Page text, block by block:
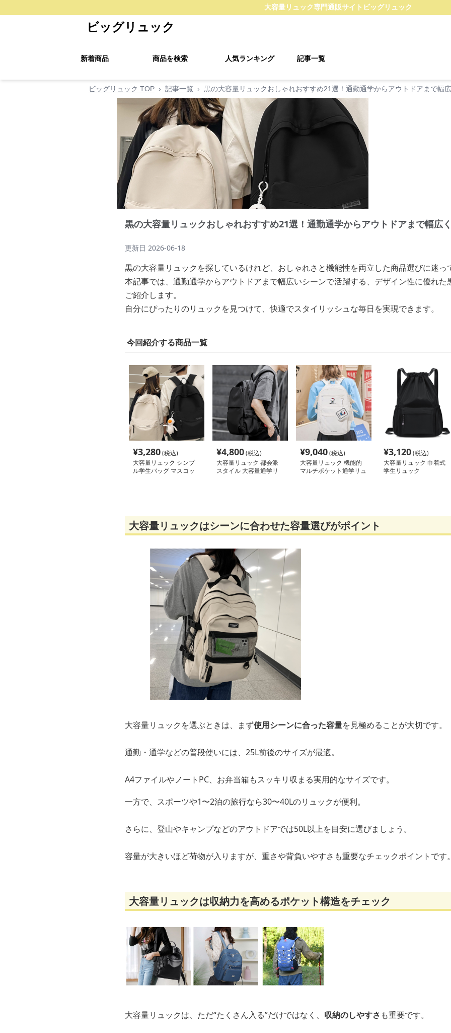
大容量リュック専門通販サイト ビッグリュック
ビッグリュック
新着商品 商品を検索 人気ランキング 記事一覧
ビッグリュック TOP › 記事一覧 › 黒の大容量リュックおしゃれおすすめ21選！通勤通学からアウトドアまで幅
黒の大容量リュックおしゃれおすすめ21選！通勤通学からアウトドアまで幅広
更新日 2026-06-18
黒の大容量リュックを探しているけれど、おしゃれさと機能性を両立した商品選びに迷っ
本記事では、通勤通学からアウトドアまで幅広いシーンで活躍する、デザイン性に優れた
ご紹介します。
自分にぴったりのリュックを見つけて、快適でスタイリッシュな毎日を実現できます。
今回紹介する商品一覧
¥3,280(税込)
大容量リュック シンプ
ル学生バッグ マスコッ
¥4,800(税込)
大容量リュック 都会派
スタイル 大容量通学リ
¥9,040(税込)
大容量リュック 機能的
マルチポケット通学リュ
¥3,120(税込)
大容量リュック 巾着式
学生リュック
大容量リュックはシーンに合わせた容量選びがポイント
大容量リュックを選ぶときは、まず使用シーンに合った容量を見極めることが大切です。
通勤・通学などの普段使いには、25L前後のサイズが最適。
A4ファイルやノートPC、お弁当箱もスッキリ収まる実用的なサイズです。
一方で、スポーツや1〜2泊の旅行なら30〜40Lのリュックが便利。
さらに、登山やキャンプなどのアウトドアでは50L以上を目安に選びましょう。
容量が大きいほど荷物が入りますが、重さや背負いやすさも重要なチェックポイントです。
大容量リュックは収納力を高めるポケット構造をチェック
大容量リュックは、ただ“たくさん入る”だけではなく、 収納のしやすさ も重要です。